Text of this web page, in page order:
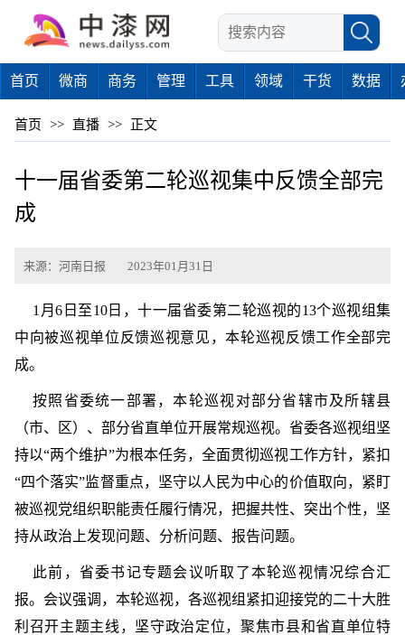
首页 微商 商务 管理 工具 领域 干货 数据
首页 >> 直播 >> 正文
十一届省委第二轮巡视集中反馈全部完
成
来源：河南日报 2023年01月31日
1月6日至10日，十一届省委第二轮巡视的13个巡视组集
中向被巡视单位反馈巡视意见，本轮巡视反馈工作全部完
成。
按照省委统一部署，本轮巡视对部分省辖市及所辖县
（市、区）、部分省直单位开展常规巡视。省委各巡视组坚
持以“两个维护”为根本任务，全面贯彻巡视工作方针，紧扣
“四个落实”监督重点，坚守以人民为中心的价值取向，紧盯
被巡视党组织职能责任履行情况，把握共性、突出个性，坚
持从政治上发现问题、分析问题、报告问题。
此前，省委书记专题会议听取了本轮巡视情况综合汇
报。会议强调，本轮巡视，各巡视组紧扣迎接党的二十大胜
利召开主题主线，坚守政治定位，聚焦市县和省直单位特